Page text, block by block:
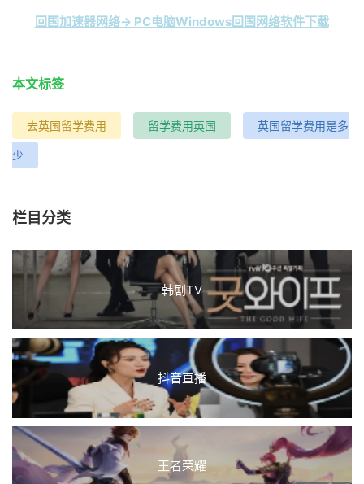
回国加速器网络→ PC电脑Windows回国网络软件下载
本文标签
去英国留学费用 留学费用英国 英国留学费用是多
少
栏目分类
韩剧TV
抖音直播
王者荣耀